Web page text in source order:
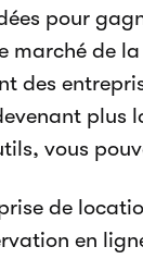
pour
marché de
des
vous
de
en